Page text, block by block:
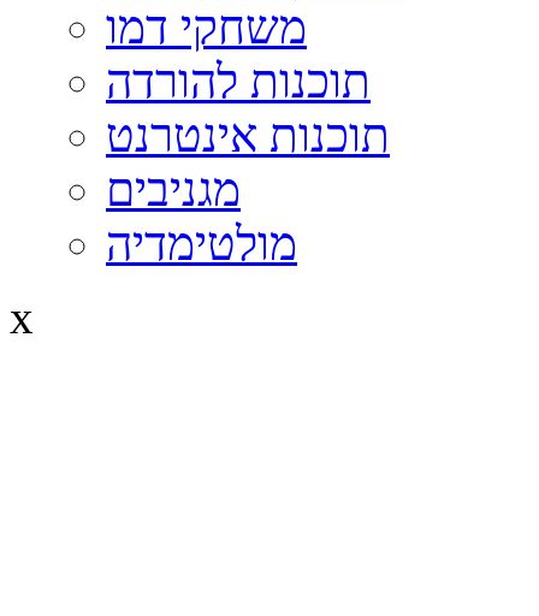
משחקי דמו
תוכנות להורדה
תוכנות אינטרנט
מגניבים
מולטימדיה
x